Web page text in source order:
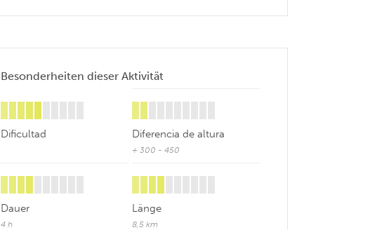
Besonderheiten dieser Aktivität
Dificultad Diferencia de altura
+ 300 - 450
Dauer
4 h
Länge
8,5 km